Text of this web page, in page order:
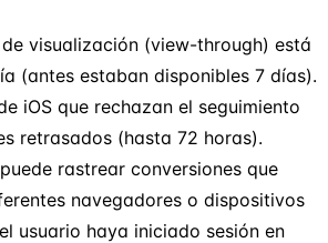
visualización (view-through) está
(antes estaban disponibles 7 días).
iOS que rechazan el seguimiento
retrasados (hasta 72 horas).
rastrear conversiones que
navegadores o dispositivos
usuario haya iniciado sesión en